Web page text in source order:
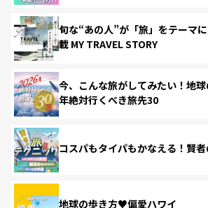
旬な“あの人”が「旅」をテーマ
載 MY TRAVEL STORY
今、こんな旅がしてみたい！地
年絶対行くべき旅先30
コスパもタイパもかなえる！賢
地球の歩き方♥偏愛ハワイ